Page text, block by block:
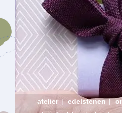
atelier | edelstenen |